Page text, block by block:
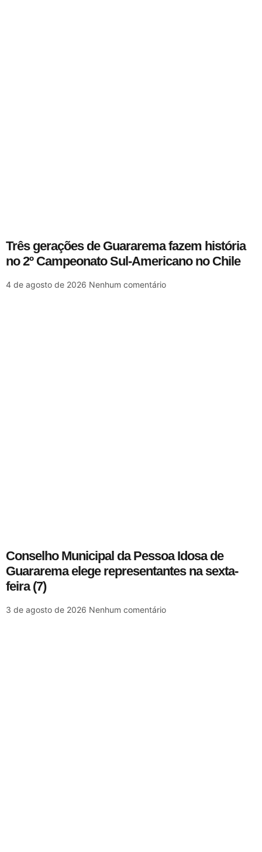
Três gerações de Guararema fazem história
no 2º Campeonato Sul-Americano no Chile
4 de agosto de 2026 Nenhum comentário
Conselho Municipal da Pessoa Idosa de
Guararema elege representantes na sexta-
feira (7)
3 de agosto de 2026 Nenhum comentário